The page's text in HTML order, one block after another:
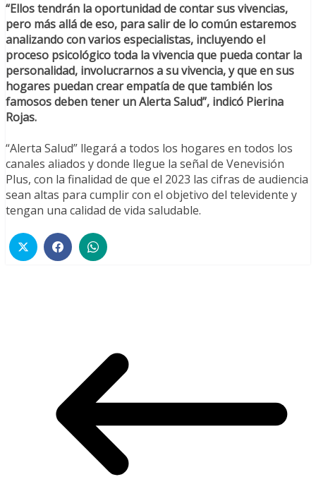
“Ellos tendrán la oportunidad de contar sus vivencias,
pero más allá de eso, para salir de lo común estaremos
analizando con varios especialistas, incluyendo el
proceso psicológico toda la vivencia que pueda contar la
personalidad, involucrarnos a su vivencia, y que en sus
hogares puedan crear empatía de que también los
famosos deben tener un Alerta Salud”, indicó Pierina
Rojas.
“Alerta Salud” llegará a todos los hogares en todos los
canales aliados y donde llegue la señal de Venevisión
Plus, con la finalidad de que el 2023 las cifras de audiencia
sean altas para cumplir con el objetivo del televidente y
tengan una calidad de vida saludable.